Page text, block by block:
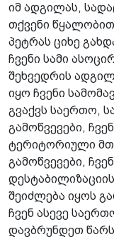
იმ ადგილას,
თქვენი
პეტრას ციხე
ჩვენი სამი
შეხვედრის
იყო ჩვენი
გვაქვს საერთო,
გამოწვევები,
ტერიტორიული
გამოწვევები,
შეიძლება იყოს
ჩვენ ასევე
დავბრუნდეთ